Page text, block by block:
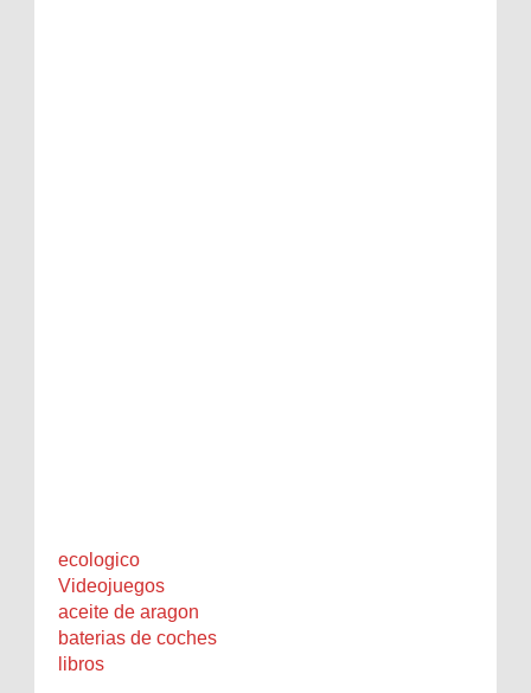
ecologico
Videojuegos
aceite de aragon
baterias de coches
libros